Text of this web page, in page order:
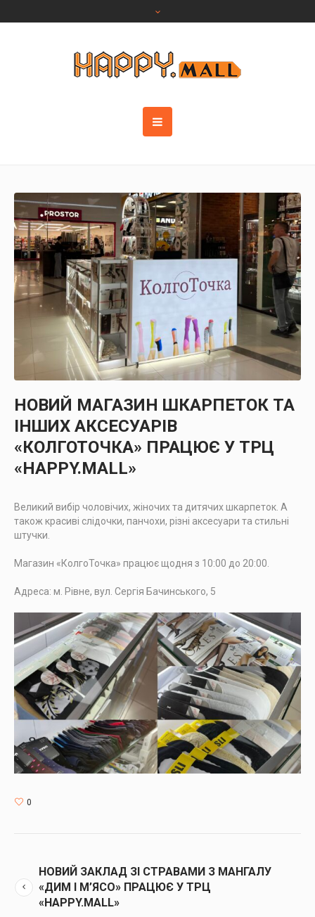
НОВИЙ МАГАЗИН ШКАРПЕТОК ТА
ІНШИХ АКСЕСУАРІВ
«КОЛГОТОЧКА» ПРАЦЮЄ У ТРЦ
«HAPPY.MALL»
Великий вибір чоловічих, жіночих та дитячих шкарпеток. А
також красиві слідочки, панчохи, різні аксесуари та стильні
штучки.
Магазин «КолгоТочка» працює щодня з 10:00 до 20:00.
Адреса: м. Рівне, вул. Сергія Бачинського, 5
0
НОВИЙ ЗАКЛАД ЗІ СТРАВАМИ З МАНГАЛУ
«ДИМ І М’ЯСО» ПРАЦЮЄ У ТРЦ
«HAPPY.MALL»